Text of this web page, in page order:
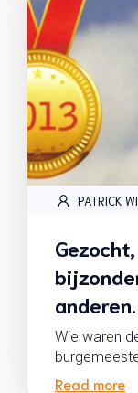
PATRICK
anderen.
Wie waren
Read more